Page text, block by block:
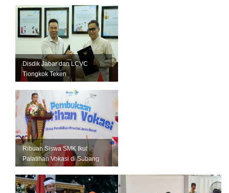
Disdik Jabar dan LCVC
Tiongkok Teken
Ribuan Siswa SMK Ikut
Palatihan Vokasi di Subang